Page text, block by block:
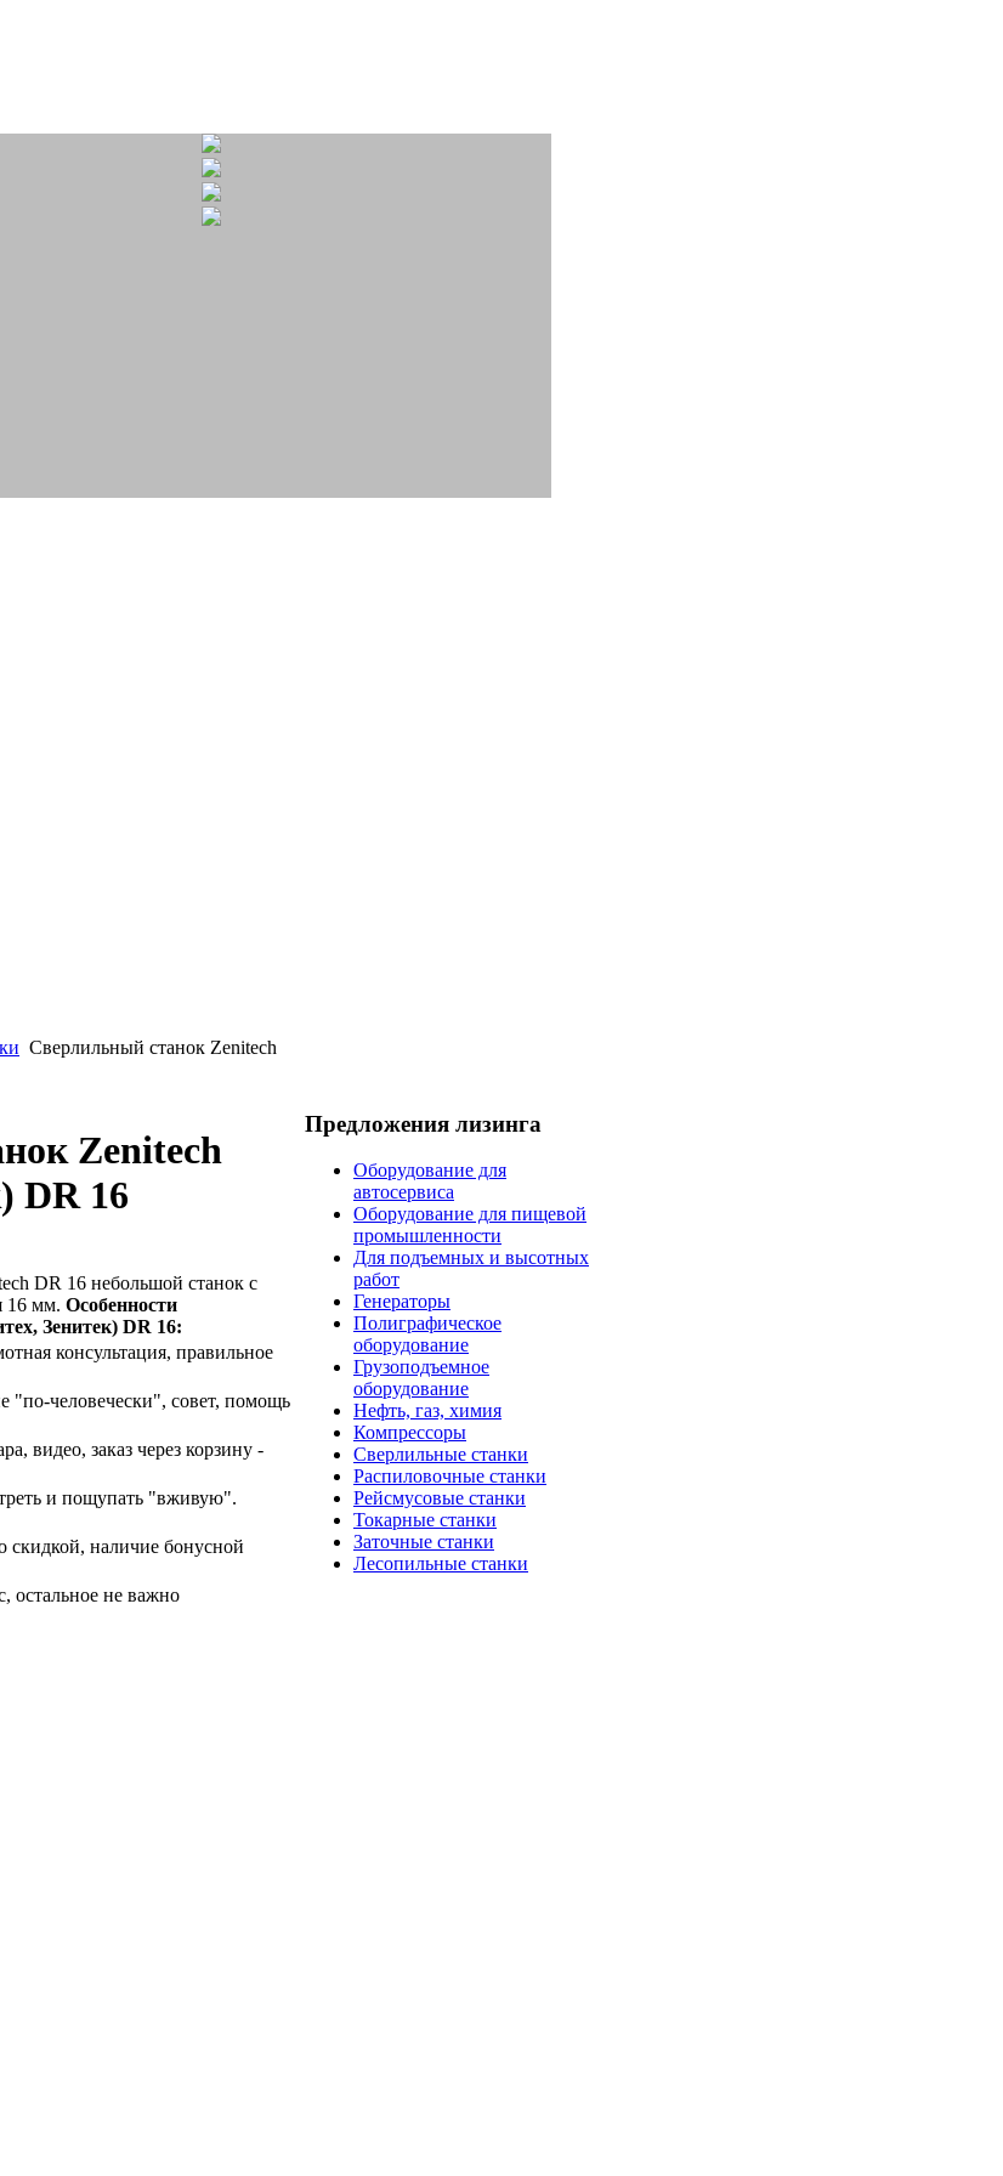
Сверлильный станок Zenitech
Zenitech
DR 16
DR 16 небольшой станок с
16 мм. Особенности
Зенитек) DR 16:
консультация, правильное
"по-человечески", совет, помощь
видео, заказ через корзину -
и пощупать "вживую".
скидкой, наличие бонусной
остальное не важно
Предложения лизинга
Оборудование для
автосервиса
Оборудование для пищевой
промышленности
Для подъемных и высотных
работ
Генераторы
Полиграфическое
оборудование
Грузоподъемное
оборудование
Нефть, газ, химия
Компрессоры
Сверлильные станки
Распиловочные станки
Рейсмусовые станки
Токарные станки
Заточные станки
Лесопильные станки